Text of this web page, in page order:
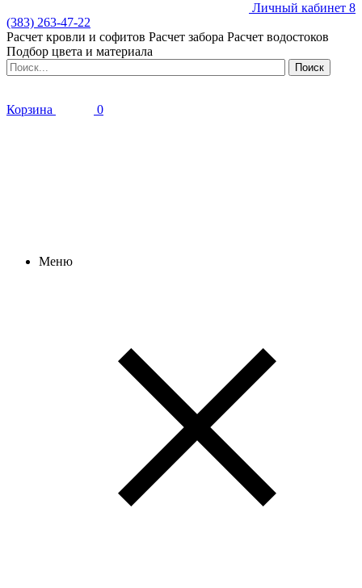
Личный кабинет 8
(383) 263-47-22
Расчет кровли и софитов Расчет забора Расчет водостоков
Подбор цвета и материала
Корзина 0
Меню